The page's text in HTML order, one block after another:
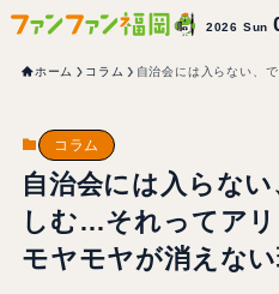
2026 Sun
ホーム コラム 自治会には入らない、
コラム
自治会には入らな
しむ…それってア
モヤモヤが消えな